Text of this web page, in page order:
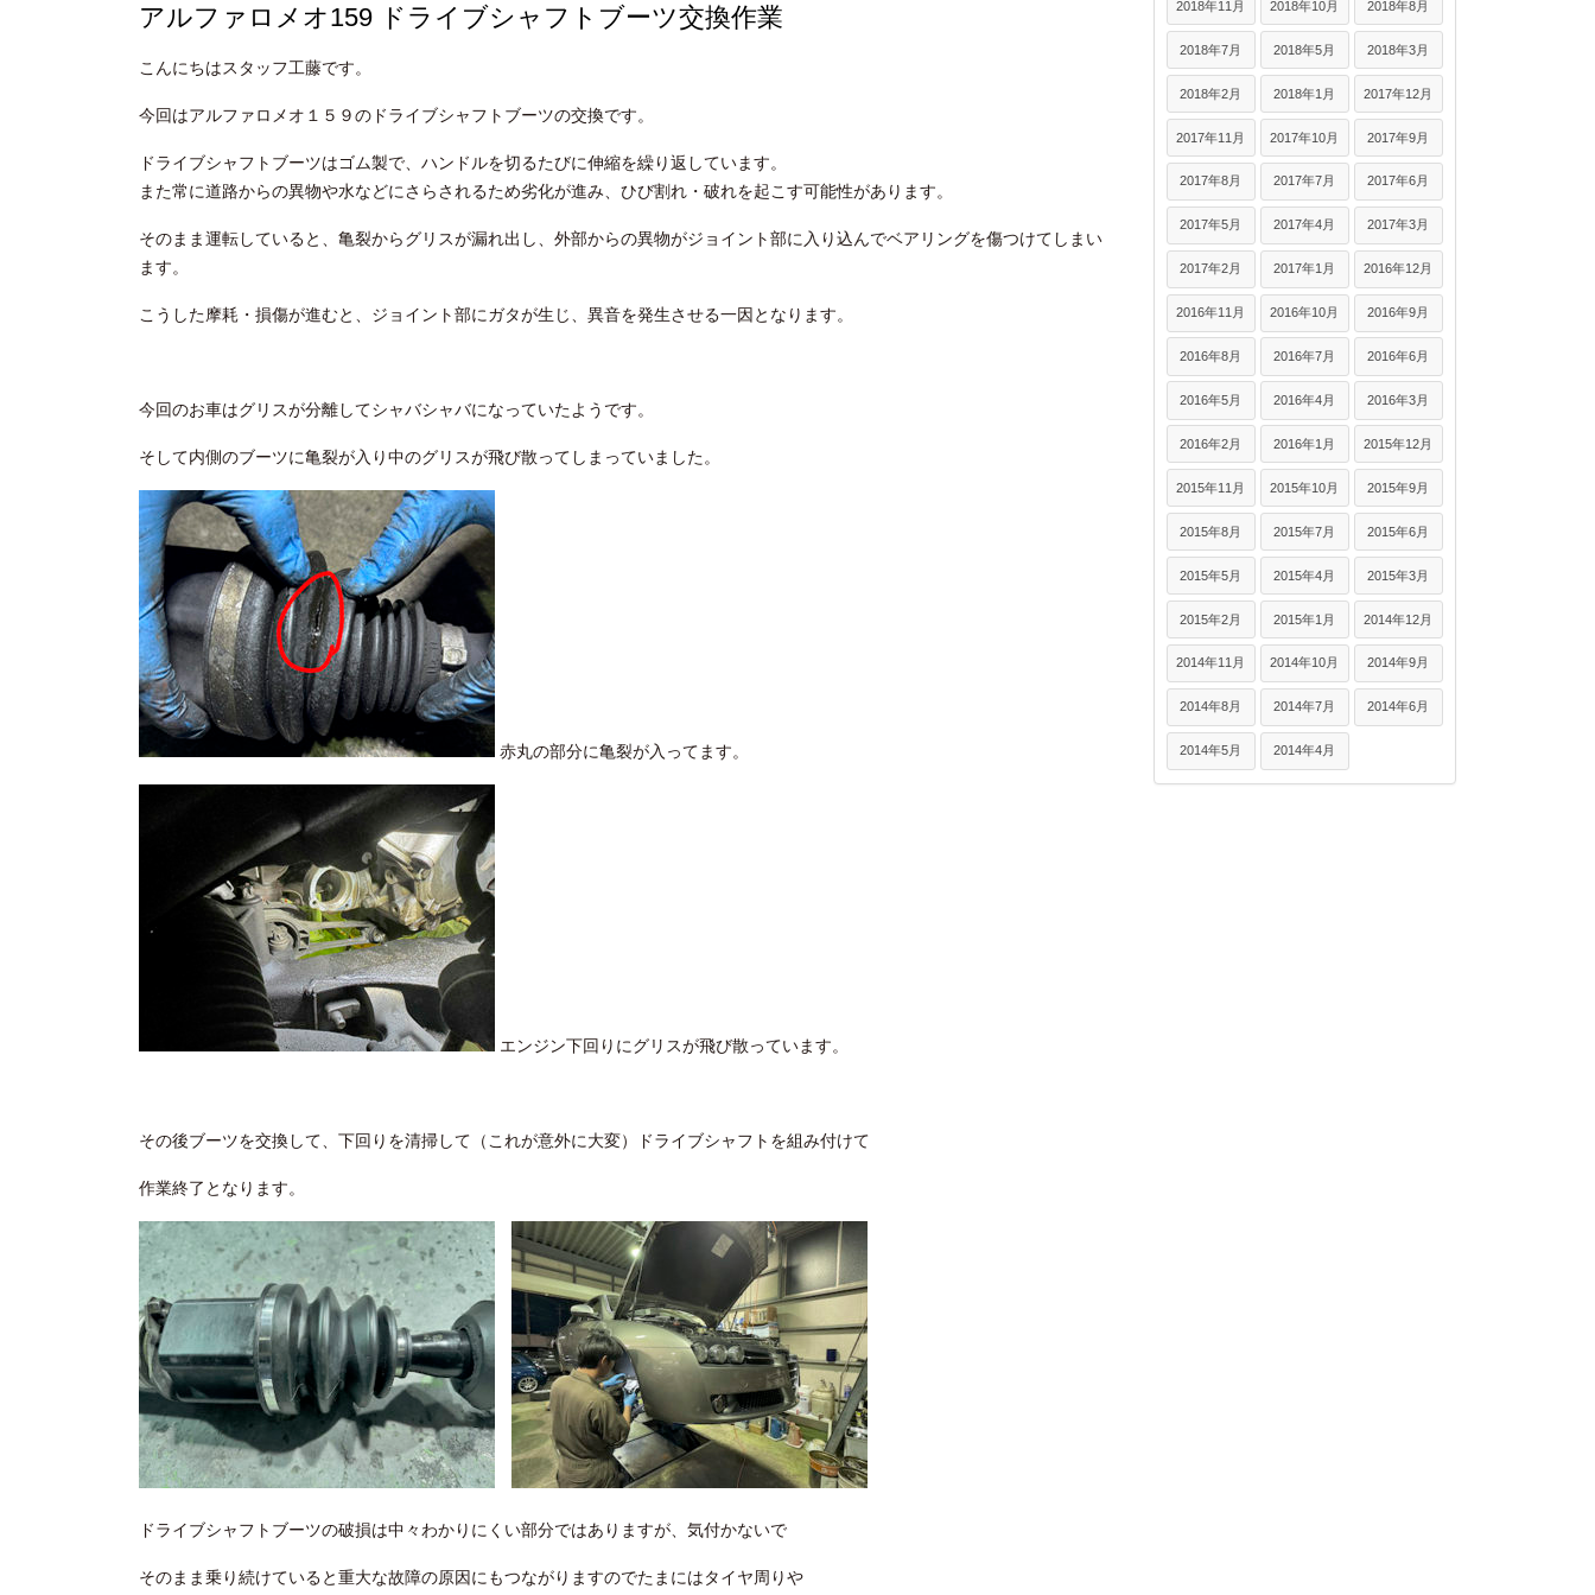
アルファロメオ159 ドライブシャフトブーツ交換作業
こんにちはスタッフ工藤です。
今回はアルファロメオ１５９のドライブシャフトブーツの交換です。
ドライブシャフトブーツはゴム製で、ハンドルを切るたびに伸縮を繰り返しています。
また常に道路からの異物や水などにさらされるため劣化が進み、ひび割れ・破れを起こす可能性があります。
そのまま運転していると、亀裂からグリスが漏れ出し、外部からの異物がジョイント部に入り込んでベアリングを傷つけてしまい
ます。
こうした摩耗・損傷が進むと、ジョイント部にガタが生じ、異音を発生させる一因となります。
今回のお車はグリスが分離してシャバシャバになっていたようです。
そして内側のブーツに亀裂が入り中のグリスが飛び散ってしまっていました。
赤丸の部分に亀裂が入ってます。
エンジン下回りにグリスが飛び散っています。
その後ブーツを交換して、下回りを清掃して（これが意外に大変）ドライブシャフトを組み付けて
作業終了となります。
ドライブシャフトブーツの破損は中々わかりにくい部分ではありますが、気付かないで
そのまま乗り続けていると重大な故障の原因にもつながりますのでたまにはタイヤ周りや
2018年11月 2018年10月 2018年8月
2018年7月 2018年5月 2018年3月
2018年2月 2018年1月 2017年12月
2017年11月 2017年10月 2017年9月
2017年8月 2017年7月 2017年6月
2017年5月 2017年4月 2017年3月
2017年2月 2017年1月 2016年12月
2016年11月 2016年10月 2016年9月
2016年8月 2016年7月 2016年6月
2016年5月 2016年4月 2016年3月
2016年2月 2016年1月 2015年12月
2015年11月 2015年10月 2015年9月
2015年8月 2015年7月 2015年6月
2015年5月 2015年4月 2015年3月
2015年2月 2015年1月 2014年12月
2014年11月 2014年10月 2014年9月
2014年8月 2014年7月 2014年6月
2014年5月 2014年4月